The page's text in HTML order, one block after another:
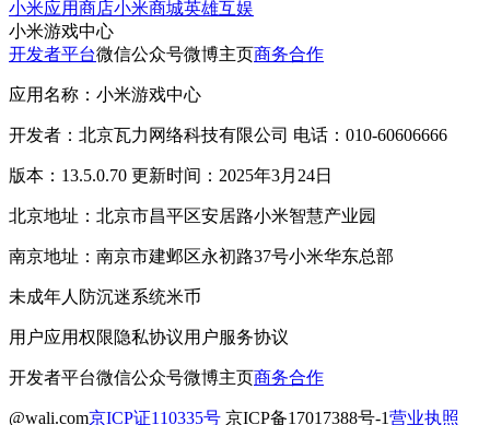
小米应用商店小米商城英雄互娱
小米游戏中心
开发者平台微信公众号微博主页商务合作
应用名称：小米游戏中心
开发者：北京瓦力网络科技有限公司 电话：010-60606666
版本：13.5.0.70 更新时间：2025年3月24日
北京地址：北京市昌平区安居路小米智慧产业园
南京地址：南京市建邺区永初路37号小米华东总部
未成年人防沉迷系统米币
用户应用权限隐私协议用户服务协议
开发者平台微信公众号微博主页商务合作
@wali.com京ICP证110335号 京ICP备17017388号-1营业执照